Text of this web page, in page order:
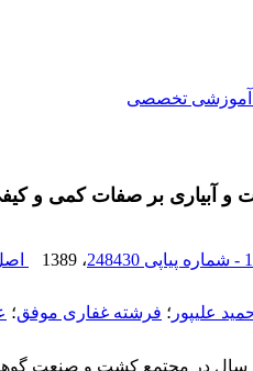
آموزشی تخصصی
و آبیاری بر صفات کمی و
، 1389
علیپور ؛ فرشته غفاری موفق؛